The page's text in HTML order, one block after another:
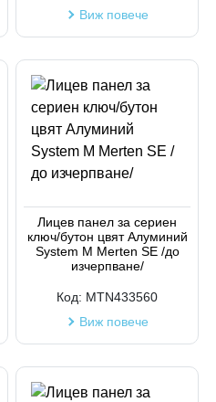
Виж повече
Лицев панел за сериен
ключ/бутон цвят Алуминий
System M Merten SE /до
изчерпване/
Код: MTN433560
Виж повече